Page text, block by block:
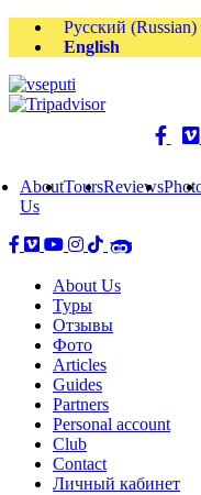
Русский (Russian)
English
About
Us
ToursReviews
About Us
Туры
Отзывы
Фото
Articles
Guides
Partners
Personal account
Club
Contact
Личный кабинет